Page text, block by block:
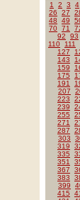
1 2 3 4
26
27
48
49
70 71
92
93
110
111
127
143
159
175
191
207
223
239
255
271
287
303
319
335
351
367
383
399
415